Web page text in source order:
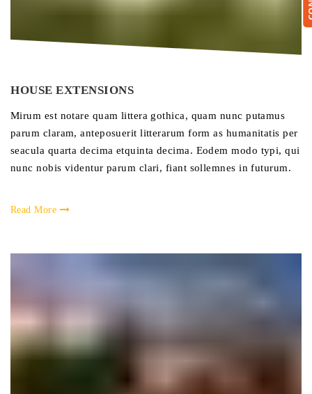
HOUSE EXTENSIONS
Mirum est notare quam littera gothica, quam nunc putamus
parum claram, anteposuerit litterarum form as humanitatis per
seacula quarta decima etquinta decima. Eodem modo typi, qui
nunc nobis videntur parum clari, fiant sollemnes in futurum.
Read More